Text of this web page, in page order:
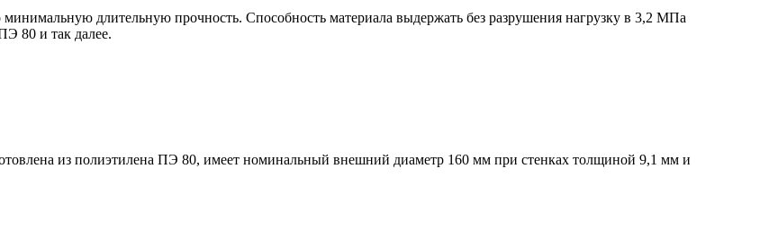
длительную прочность. Способность материала выдержать без разрушения нагрузку в 3,2 МПа
80 и так далее.
из полиэтилена ПЭ 80, имеет номинальный внешний диаметр 160 мм при стенках толщиной 9,1 мм и